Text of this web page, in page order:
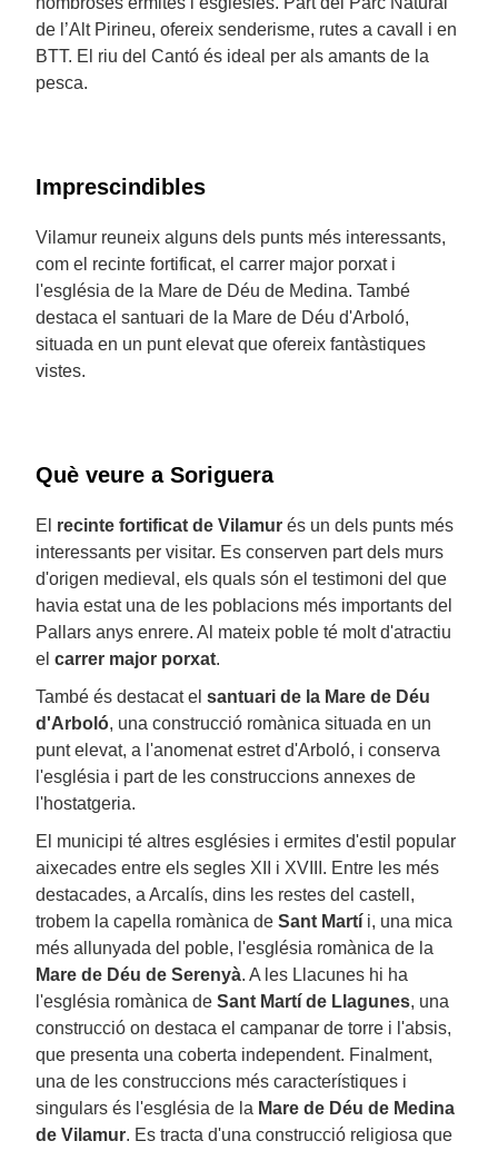
de l’Alt Pirineu, ofereix senderisme, rutes a cavall i en
BTT. El riu del Cantó és ideal per als amants de la
pesca.
Imprescindibles
Vilamur reuneix alguns dels punts més interessants,
com el recinte fortificat, el carrer major porxat i
l'església de la Mare de Déu de Medina. També
destaca el santuari de la Mare de Déu d'Arboló,
situada en un punt elevat que ofereix fantàstiques
vistes.
Què veure a Soriguera
El recinte fortificat de Vilamur és un dels punts més
interessants per visitar. Es conserven part dels murs
d'origen medieval, els quals són el testimoni del que
havia estat una de les poblacions més importants del
Pallars anys enrere. Al mateix poble té molt d'atractiu
el carrer major porxat.
També és destacat el santuari de la Mare de Déu
d'Arboló, una construcció romànica situada en un
punt elevat, a l'anomenat estret d'Arboló, i conserva
l'església i part de les construccions annexes de
l'hostatgeria.
El municipi té altres esglésies i ermites d'estil popular
aixecades entre els segles XII i XVIII. Entre les més
destacades, a Arcalís, dins les restes del castell,
trobem la capella romànica de Sant Martí i, una mica
més allunyada del poble, l'església romànica de la
Mare de Déu de Serenyà. A les Llacunes hi ha
l'església romànica de Sant Martí de Llagunes, una
construcció on destaca el campanar de torre i l'absis,
que presenta una coberta independent. Finalment,
una de les construccions més característiques i
singulars és l'església de la Mare de Déu de Medina
de Vilamur. Es tracta d'una construcció religiosa que